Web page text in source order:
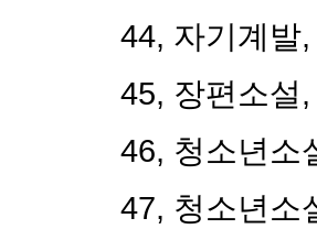
44, 자기계발
45, 장편소설
46, 청소년소
47, 청소년소